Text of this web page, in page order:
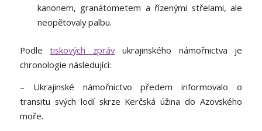
kanonem, granátometem a řízenými střelami, ale
neopětovaly palbu.
Podletiskových zprávukrajinského námořnictva je
chronologie následující:
– Ukrajinské námořnictvo předem informovalo o
transitu svých lodí skrze Kerčská úžina do Azovského
moře.